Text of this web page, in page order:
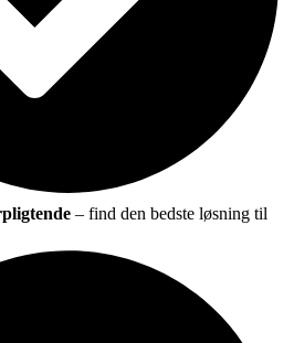
– find den bedste løsning til